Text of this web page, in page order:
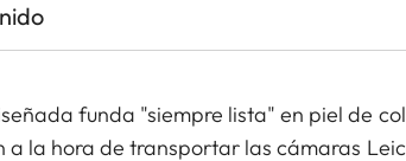
funda "siempre lista" en piel de
la hora de transportar las cámaras